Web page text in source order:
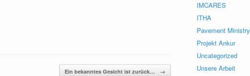
Ein bekanntes Gesicht ist zurück… →
IMCARES
ITHA
Pavement Ministry
Projekt Ankur
Uncategorized
Unsere Arbeit